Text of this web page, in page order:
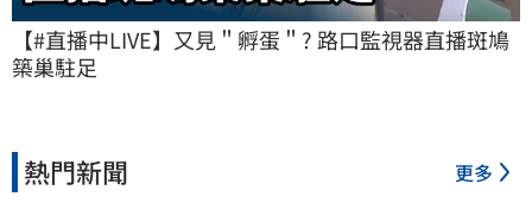
【#直播中LIVE】又見＂孵蛋＂? 路口監視器直播斑鳩
築巢駐足
熱門新聞 更多